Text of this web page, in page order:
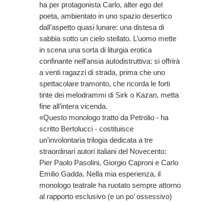
ha per protagonista Carlo, alter ego del
poeta, ambientato in uno spazio desertico
dall’aspetto quasi lunare: una distesa di
sabbia sotto un cielo stellato. L’uomo mette
in scena una sorta di liturgia erotica
confinante nell’ansia autodistruttiva: si offrirà
a venti ragazzi di strada, prima che uno
spettacolare tramonto, che ricorda le forti
tinte dei melodrammi di Sirk o Kazan, metta
fine all’intera vicenda.
«Questo monologo tratto da Petrolio - ha
scritto Bertolucci - costituisce
un’involontaria trilogia dedicata a tre
straordinari autori italiani del Novecento:
Pier Paolo Pasolini, Giorgio Caproni e Carlo
Emilio Gadda. Nella mia esperienza, il
monologo teatrale ha ruotato sempre attorno
al rapporto esclusivo (e un po’ ossessivo)